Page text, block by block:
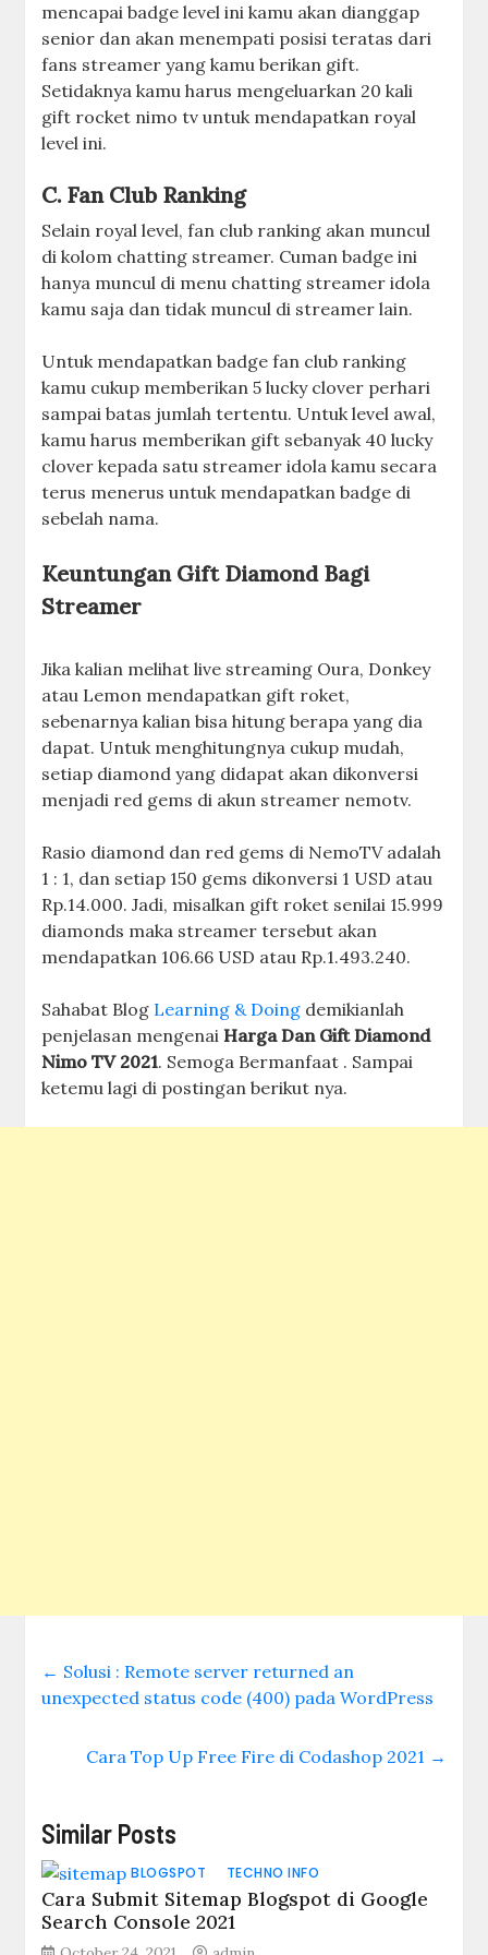
mencapai badge level ini kamu akan dianggap
senior dan akan menempati posisi teratas dari
fans streamer yang kamu berikan gift.
Setidaknya kamu harus mengeluarkan 20 kali
gift rocket nimo tv untuk mendapatkan royal
level ini.
C. Fan Club Ranking
Selain royal level, fan club ranking akan muncul
di kolom chatting streamer. Cuman badge ini
hanya muncul di menu chatting streamer idola
kamu saja dan tidak muncul di streamer lain.
Untuk mendapatkan badge fan club ranking
kamu cukup memberikan 5 lucky clover perhari
sampai batas jumlah tertentu. Untuk level awal,
kamu harus memberikan gift sebanyak 40 lucky
clover kepada satu streamer idola kamu secara
terus menerus untuk mendapatkan badge di
sebelah nama.
Keuntungan Gift Diamond Bagi
Streamer
Jika kalian melihat live streaming Oura, Donkey
atau Lemon mendapatkan gift roket,
sebenarnya kalian bisa hitung berapa yang dia
dapat. Untuk menghitungnya cukup mudah,
setiap diamond yang didapat akan dikonversi
menjadi red gems di akun streamer nemotv.
Rasio diamond dan red gems di NemoTV adalah
1 : 1, dan setiap 150 gems dikonversi 1 USD atau
Rp.14.000. Jadi, misalkan gift roket senilai 15.999
diamonds maka streamer tersebut akan
mendapatkan 106.66 USD atau Rp.1.493.240.
Sahabat Blog Learning & Doing demikianlah
penjelasan mengenaiHarga Dan Gift Diamond
Nimo TV 2021. Semoga Bermanfaat . Sampai
ketemu lagi di postingan berikut nya.
← Solusi : Remote server returned an
unexpected status code (400) pada WordPress
Cara Top Up Free Fire di Codashop 2021 →
Similar Posts
BLOGSPOT TECHNO INFO
Cara Submit Sitemap Blogspot di Google
Search Console 2021